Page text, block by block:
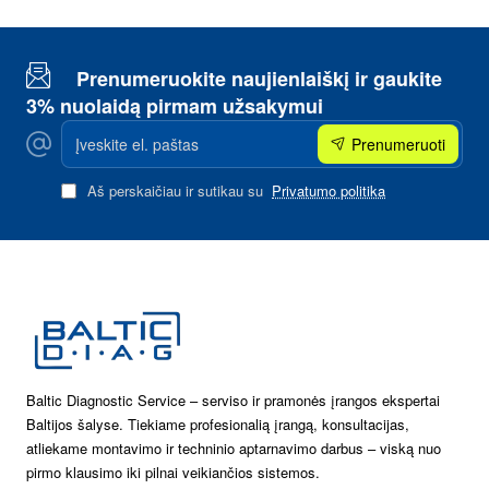
Prenumeruokite naujienlaiškį ir gaukite
3% nuolaidą pirmam užsakymui
Įveskite
el.
paštas
Prenumeruoti
Aš perskaičiau ir sutikau su Privatumo politika
Baltic Diagnostic Service – serviso ir pramonės įrangos ekspertai
Baltijos šalyse. Tiekiame profesionalią įrangą, konsultacijas,
atliekame montavimo ir techninio aptarnavimo darbus – viską nuo
pirmo klausimo iki pilnai veikiančios sistemos.